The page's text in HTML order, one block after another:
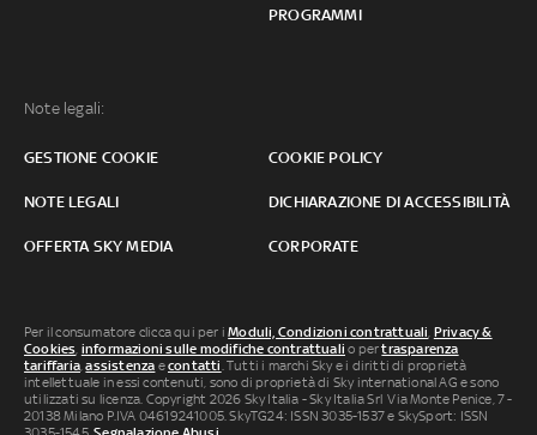
PROGRAMMI
Note legali:
GESTIONE COOKIE COOKIE POLICY
NOTE LEGALI DICHIARAZIONE DI ACCESSIBILITÀ
OFFERTA SKY MEDIA CORPORATE
Per il consumatore clicca qui per iModuli, Condizioni contrattuali, Privacy &
Cookies, informazioni sulle modifiche contrattuali o pertrasparenza
tariffaria,assistenza econtatti. Tutti i marchi Sky e i diritti di proprietà
intellettuale in essi contenuti, sono di proprietà di Sky international AG e sono
utilizzati su licenza. Copyright 2026 Sky Italia - Sky Italia Srl Via Monte Penice, 7 -
20138 Milano P.IVA 04619241005. SkyTG24: ISSN 3035-1537 e SkySport: ISSN